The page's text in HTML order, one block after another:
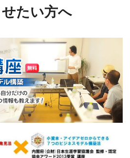
たい方へ